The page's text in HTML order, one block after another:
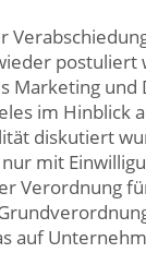
postuliert
Marketing und
im Hinblick
diskutiert
mit
Verordnung
auf